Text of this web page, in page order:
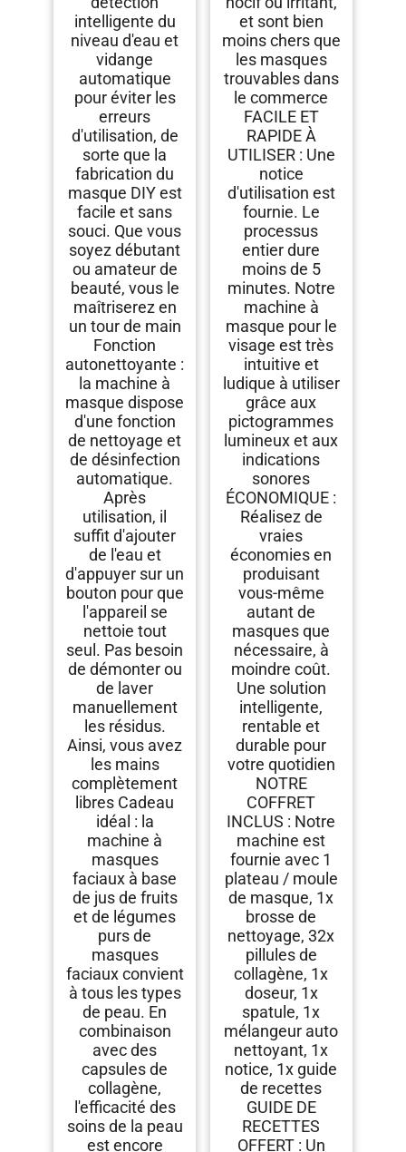
intelligente du
niveau d'eau et
vidange
automatique
pour éviter les
erreurs
d'utilisation, de
sorte que la
fabrication du
masque DIY est
facile et sans
souci. Que vous
soyez débutant
ou amateur de
beauté, vous le
maîtriserez en
un tour de main
Fonction
autonettoyante :
la machine à
masque dispose
d'une fonction
de nettoyage et
de désinfection
automatique.
Après
utilisation, il
suffit d'ajouter
de l'eau et
d'appuyer sur un
bouton pour que
l'appareil se
nettoie tout
seul. Pas besoin
de démonter ou
de laver
manuellement
les résidus.
Ainsi, vous avez
les mains
complètement
libres Cadeau
idéal : la
machine à
masques
faciaux à base
de jus de fruits
et de légumes
purs de
masques
faciaux convient
à tous les types
de peau. En
combinaison
avec des
capsules de
collagène,
l'efficacité des
soins de la peau
est encore
et sont bien
moins chers que
les masques
trouvables dans
le commerce
FACILE ET
RAPIDE À
UTILISER : Une
notice
d'utilisation est
fournie. Le
processus
entier dure
moins de 5
minutes. Notre
machine à
masque pour le
visage est très
intuitive et
ludique à utiliser
grâce aux
pictogrammes
lumineux et aux
indications
sonores
ÉCONOMIQUE :
Réalisez de
vraies
économies en
produisant
vous-même
autant de
masques que
nécessaire, à
moindre coût.
Une solution
intelligente,
rentable et
durable pour
votre quotidien
NOTRE
COFFRET
INCLUS : Notre
machine est
fournie avec 1
plateau / moule
de masque, 1x
brosse de
nettoyage, 32x
pillules de
collagène, 1x
doseur, 1x
spatule, 1x
mélangeur auto
nettoyant, 1x
notice, 1x guide
de recettes
GUIDE DE
RECETTES
OFFERT : Un